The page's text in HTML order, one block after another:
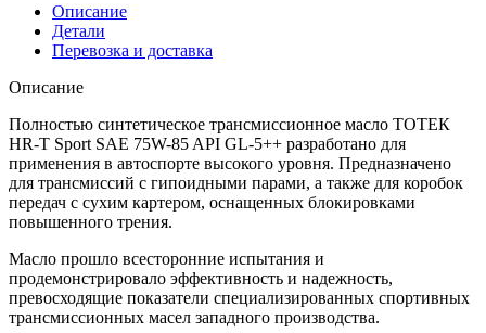
Описание
Детали
Перевозка и доставка
Описание
Полностью синтетическое трансмиссионное масло ТОТЕК
HR-T Sport SAE 75W-85 API GL-5++ разработано для
применения в автоспорте высокого уровня. Предназначено
для трансмиссий с гипоидными парами, а также для коробок
передач с сухим картером, оснащенных блокировками
повышенного трения.
Масло прошло всесторонние испытания и
продемонстрировало эффективность и надежность,
превосходящие показатели специализированных спортивных
трансмиссионных масел западного производства.